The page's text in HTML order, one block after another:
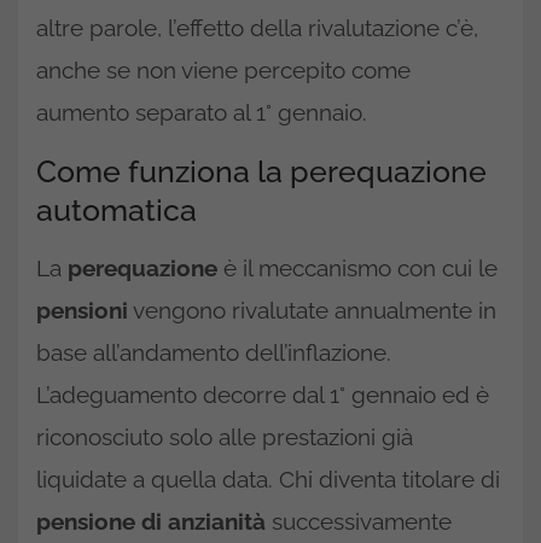
altre parole, l’effetto della rivalutazione c’è,
anche se non viene percepito come
aumento separato al 1° gennaio.
Come funziona la perequazione
automatica
La perequazione è il meccanismo con cui le
pensioni vengono rivalutate annualmente in
base all’andamento dell’inflazione.
L’adeguamento decorre dal 1° gennaio ed è
riconosciuto solo alle prestazioni già
liquidate a quella data. Chi diventa titolare di
pensione di anzianità successivamente